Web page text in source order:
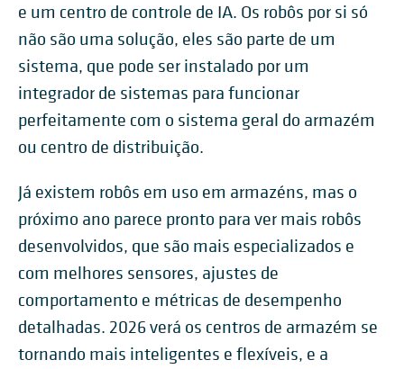
e um centro de controle de IA. Os robôs por si só
não são uma solução, eles são parte de um
sistema, que pode ser instalado por um
integrador de sistemas para funcionar
perfeitamente com o sistema geral do armazém
ou centro de distribuição.
Já existem robôs em uso em armazéns, mas o
próximo ano parece pronto para ver mais robôs
desenvolvidos, que são mais especializados e
com melhores sensores, ajustes de
comportamento e métricas de desempenho
detalhadas. 2026 verá os centros de armazém se
tornando mais inteligentes e flexíveis, e a